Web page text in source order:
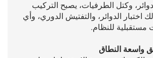
وكتل الطرفيات، يصبح التركيب
اختبار الدوائر، والتفتيش الدوري، وأي
مستقبلية للنظام.
واسعة النطاق